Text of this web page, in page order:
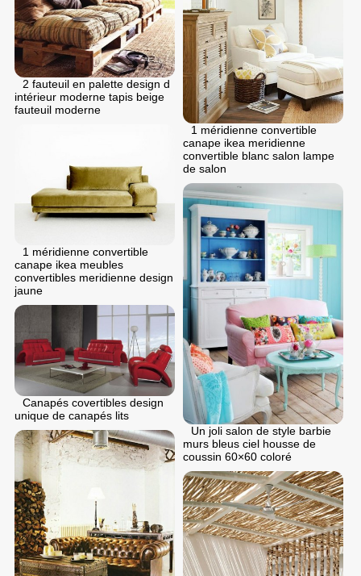
1 méridienne convertible
canape ikea meridienne
convertible blanc salon lampe
de salon
2 fauteuil en palette design d
intérieur moderne tapis beige
fauteuil moderne
1 méridienne convertible
canape ikea meubles
convertibles meridienne design
jaune
Un joli salon de style barbie
murs bleus ciel housse de
coussin 60×60 coloré
Canapés covertibles design
unique de canapés lits